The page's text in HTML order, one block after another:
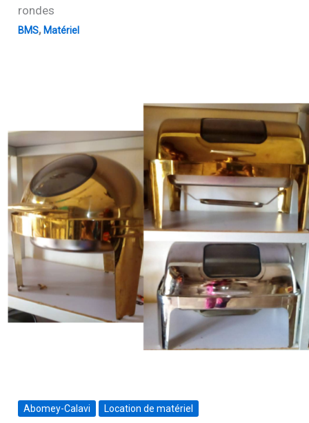
rondes
BMS, Matériel
Abomey-Calavi Location de matériel